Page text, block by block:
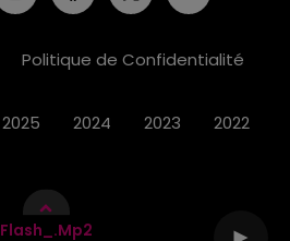
Flash_.mp2
Politique de Confidentialité
2025 2024 2023 2022